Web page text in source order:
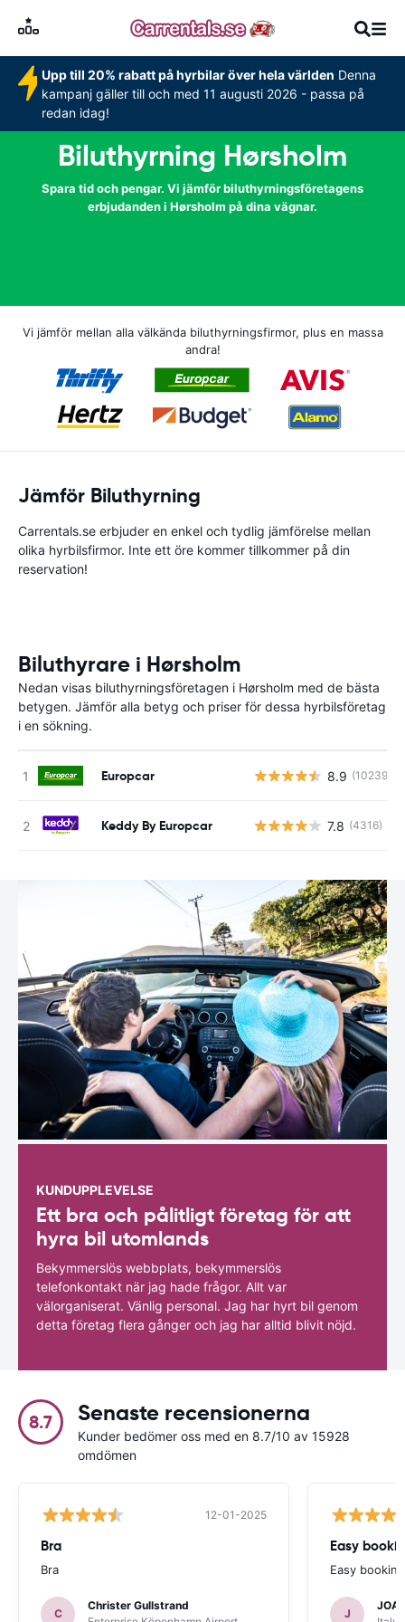
Upp till 20% rabatt på hyrbilar över hela världen Denna
kampanj gäller till och med 11 augusti 2026 - passa på
redan idag!
Biluthyrning Hørsholm
Spara tid och pengar. Vi jämför biluthyrningsföretagens
erbjudanden i Hørsholm på dina vägnar.
Vi jämför mellan alla välkända biluthyrningsfirmor, plus en massa
andra!
Jämför Biluthyrning
Carrentals.se erbjuder en enkel och tydlig jämförelse mellan
olika hyrbilsfirmor. Inte ett öre kommer tillkommer på din
reservation!
Biluthyrare i Hørsholm
Nedan visas biluthyrningsföretagen i Hørsholm med de bästa
betygen. Jämför alla betyg och priser för dessa hyrbilsföretag
i en sökning.
Europcar 8.9 (10239)
Keddy By Europcar 7.8 (4316)
KUNDUPPLEVELSE
Ett bra och pålitligt företag för att
hyra bil utomlands
Bekymmerslös webbplats, bekymmerslös
telefonkontakt när jag hade frågor. Allt var
välorganiserat. Vänlig personal. Jag har hyrt bil genom
detta företag flera gånger och jag har alltid blivit nöjd.
8.7 Senaste recensionerna
Kunder bedömer oss med en 8.7/10 av 15928
omdömen
12-01-2025
Bra
Bra
C
Christer Gullstrand
Easy
J